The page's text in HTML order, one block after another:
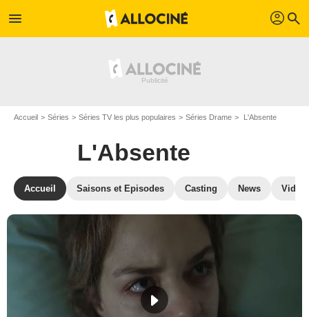
menu profil search
Accueil Séries Séries TV les plus populaires Séries Drame L'Absente
L'Absente
Accueil Saisons et Episodes Casting News